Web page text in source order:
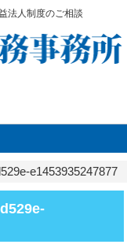
法人制度のご相談
e1453935247877